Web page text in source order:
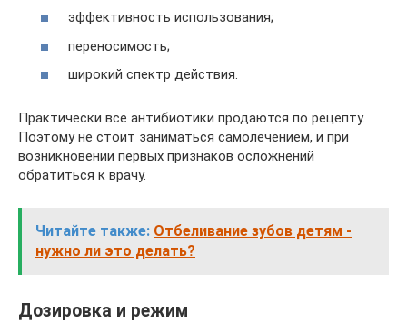
эффективность использования;
переносимость;
широкий спектр действия.
Практически все антибиотики продаются по рецепту.
Поэтому не стоит заниматься самолечением, и при
возникновении первых признаков осложнений
обратиться к врачу.
Читайте также: Отбеливание зубов детям -
нужно ли это делать?
Дозировка и режим